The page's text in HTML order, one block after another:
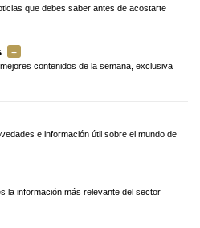
que debes saber antes de acostarte
contenidos de la semana, exclusiva
e información útil sobre el mundo de
la información más relevante del sector